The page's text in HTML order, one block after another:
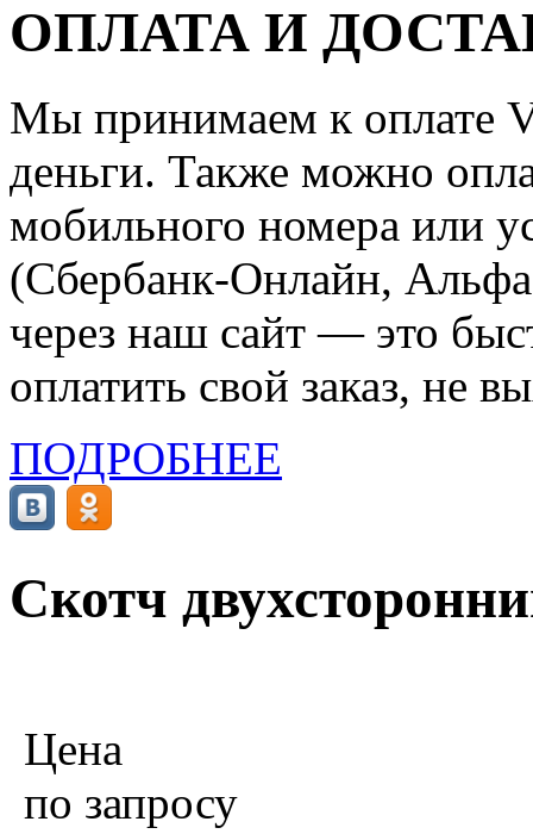
ОПЛАТА И
Мы принимаем к оплате
деньги. Также можно
мобильного номера или
(Сбербанк-Онлайн,
через наш сайт — это
оплатить свой заказ, не
ПОДРОБНЕЕ
Скотч
Цена
по запросу